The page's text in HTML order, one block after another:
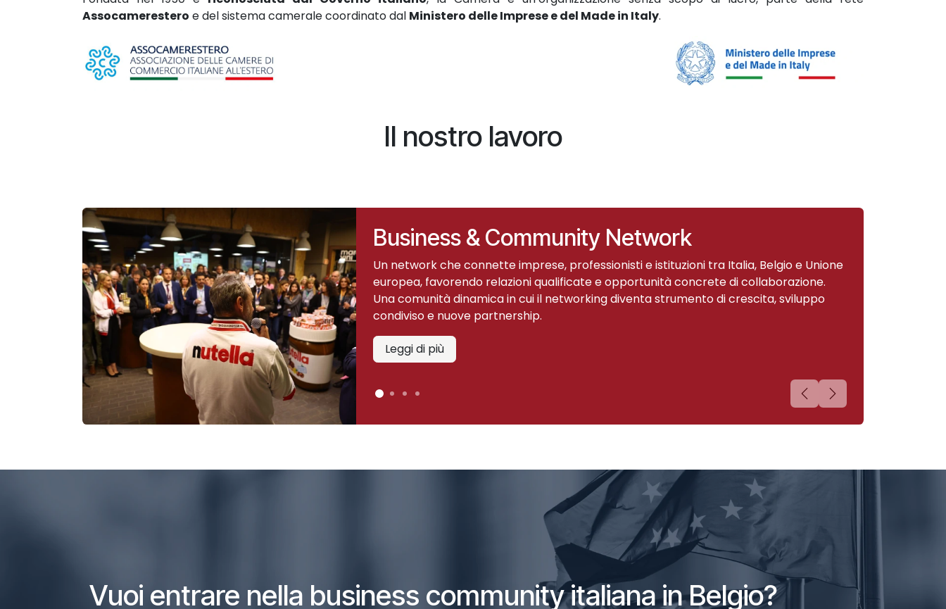
Assocamerestero e del sistema camerale coordinato dal Ministero delle Imprese e del Made in Italy.
Il nostro lavoro
Business & Community Network
Un network che connette imprese, professionisti e istituzioni tra Italia, Belgio e Unione
europea, favorendo relazioni qualificate e opportunità concrete di collaborazione.
Una comunità dinamica in cui il networking diventa strumento di crescita, sviluppo
condiviso e nuove partnership.
Leggi di più
Precedente
Successivo
Vuoi entrare nella business community italiana in Belgio?